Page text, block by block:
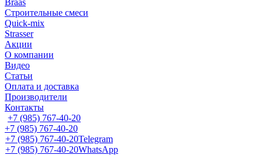
Braas
Строительные смеси
Quick-mix
Strasser
Акции
О компании
Видео
Статьи
Оплата и доставка
Производители
Контакты
+7 (985) 767-40-20
+7 (985) 767-40-20
+7 (985) 767-40-20Telegram
+7 (985) 767-40-20WhatsApp